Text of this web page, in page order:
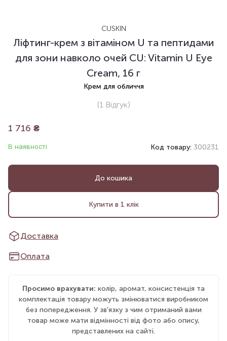
CUSKIN
Ліфтинг-крем з вітаміном U та пептидами
для зони навколо очей CU: Vitamin U Eye
Cream, 16 г
Крем для обличчя
(1Відгук)
1 716 ₴
В наявності Код товару: 300231
До кошика
Купити в 1 клік
Доставка
Оплата
Просимо врахувати: колір, аромат, консистенція та
комплектація товару можуть змінюватися виробником
без попередження. У зв'язку з чим отриманий вами
товар може мати відмінності від фото або опису,
представлених на сайті.